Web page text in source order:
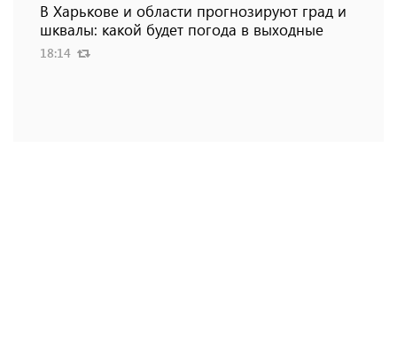
В Харькове и области прогнозируют град и
шквалы: какой будет погода в выходные
18:14